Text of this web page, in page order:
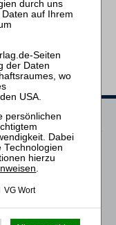
mit
.
VG Wort